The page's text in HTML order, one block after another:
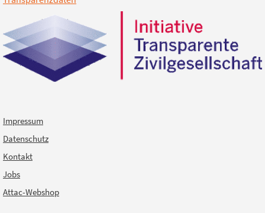
Impressum
Datenschutz
Kontakt
Jobs
Attac-Webshop